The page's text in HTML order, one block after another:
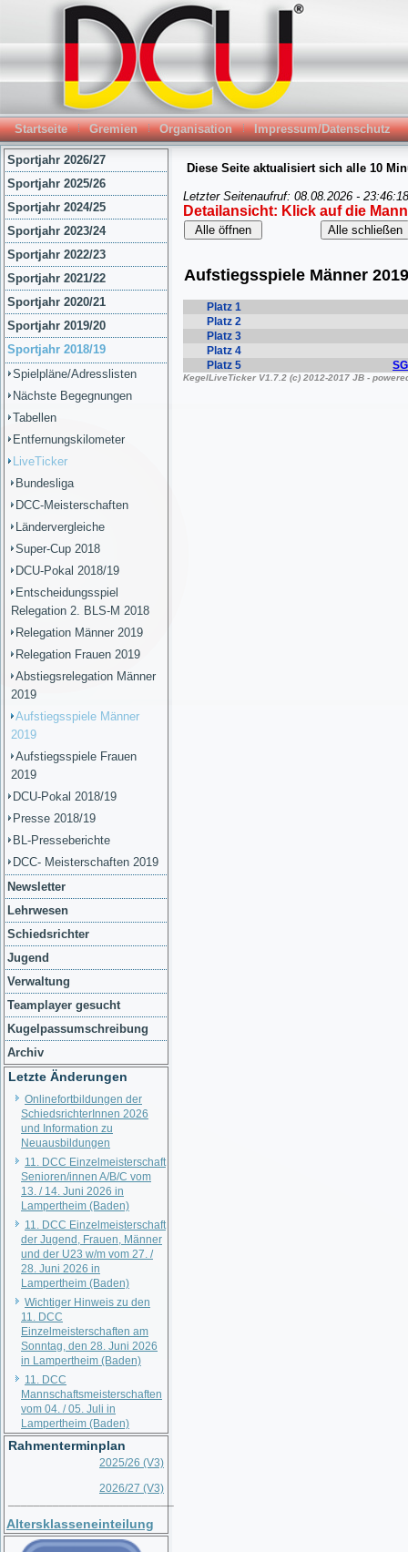
Startseite Gremien Organisation Impressum/Datenschutz
Sportjahr 2026/27
Sportjahr 2025/26
Sportjahr 2024/25
Sportjahr 2023/24
Sportjahr 2022/23
Sportjahr 2021/22
Sportjahr 2020/21
Sportjahr 2019/20
Sportjahr 2018/19
Spielpläne/Adresslisten
Nächste Begegnungen
Tabellen
Entfernungskilometer
LiveTicker
Bundesliga
DCC-Meisterschaften
Ländervergleiche
Super-Cup 2018
DCU-Pokal 2018/19
Entscheidungsspiel
Relegation 2. BLS-M 2018
Relegation Männer 2019
Relegation Frauen 2019
Abstiegsrelegation Männer
2019
Aufstiegsspiele Männer
2019
Aufstiegsspiele Frauen
2019
DCU-Pokal 2018/19
Presse 2018/19
BL-Presseberichte
DCC- Meisterschaften 2019
Newsletter
Lehrwesen
Schiedsrichter
Jugend
Verwaltung
Teamplayer gesucht
Kugelpassumschreibung
Archiv
Letzte Änderungen
Onlinefortbildungen der
SchiedsrichterInnen 2026
und Information zu
Neuausbildungen
11. DCC Einzelmeisterschaft
Senioren/innen A/B/C vom
13. / 14. Juni 2026 in
Lampertheim (Baden)
11. DCC Einzelmeisterschaft
der Jugend, Frauen, Männer
und der U23 w/m vom 27. /
28. Juni 2026 in
Lampertheim (Baden)
Wichtiger Hinweis zu den
11. DCC
Einzelmeisterschaften am
Sonntag, den 28. Juni 2026
in Lampertheim (Baden)
11. DCC
Mannschaftsmeisterschaften
vom 04. / 05. Juli in
Lampertheim (Baden)
Rahmenterminplan
2025/26 (V3)
2026/27 (V3)
Altersklasseneinteilung